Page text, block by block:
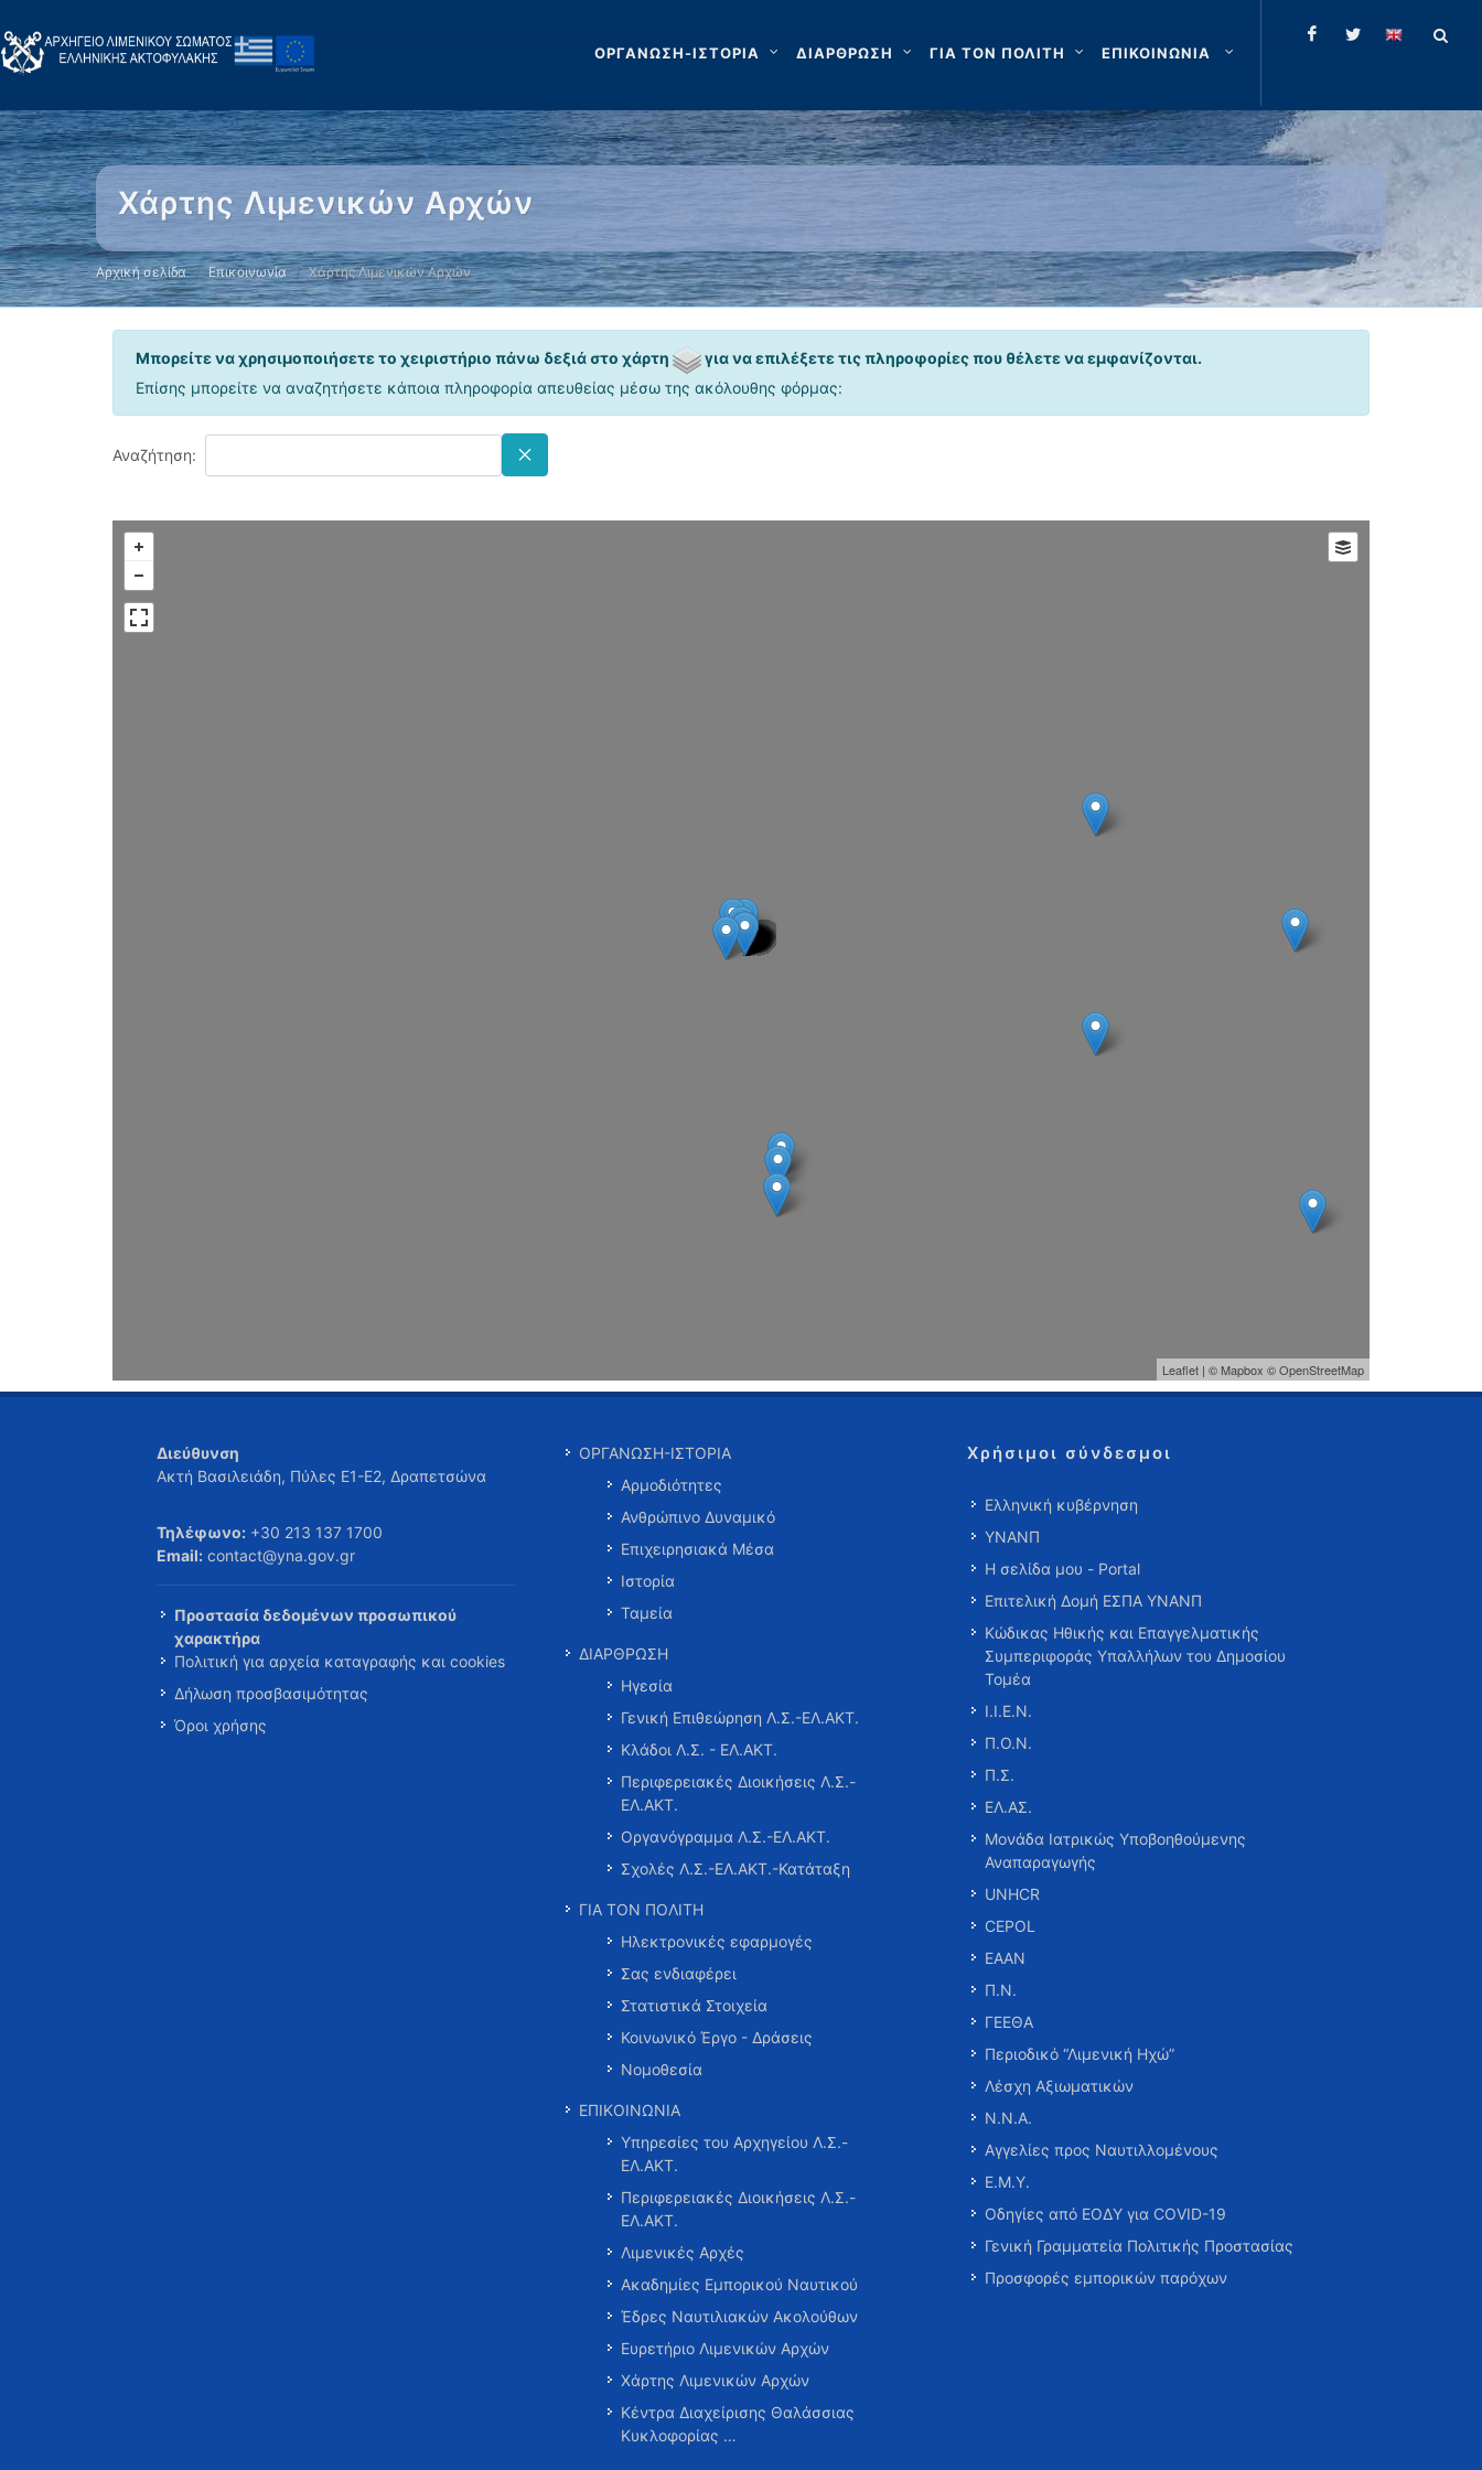
ΟΡΓΑΝΩΣΗ-ΙΣΤΟΡΙΑ ΔΙΑΡΘΡΩΣΗ ΓΙΑ ΤΟΝ ΠΟΛΙΤΗ ΕΠΙΚΟΙΝΩΝΙΑ
Χάρτης Λιμενικών Αρχών
Αρχική σελίδα Επικοινωνία Χάρτης Λιμενικών Αρχών
Μπορείτε να χρησιμοποιήσετε το χειριστήριο πάνω δεξιά στο χάρτη
για να επιλέξετε τις πληροφορίες που θέλετε να εμφανίζονται.
Επίσης μπορείτε να αναζητήσετε κάποια πληροφορία απευθείας μέσω της ακόλουθης φόρμας:
Αναζήτηση:
Leaflet | ©Mapbox ©OpenStreetMap
Διεύθυνση
Ακτή Βασιλειάδη, Πύλες Ε1-Ε2, Δραπετσώνα
Τηλέφωνο: +30 213 137 1700
Email: contact@yna.gov.gr
Προστασία δεδομένων προσωπικού
χαρακτήρα
Πολιτική για αρχεία καταγραφής και cookies
Δήλωση προσβασιμότητας
Όροι χρήσης
ΟΡΓΑΝΩΣΗ-ΙΣΤΟΡΙΑ
Αρμοδιότητες
Ανθρώπινο Δυναμικό
Επιχειρησιακά Μέσα
Ιστορία
Ταμεία
ΔΙΑΡΘΡΩΣΗ
Ηγεσία
Γενική Επιθεώρηση Λ.Σ.-ΕΛ.ΑΚΤ.
Κλάδοι Λ.Σ. - ΕΛ.ΑΚΤ.
Περιφερειακές Διοικήσεις Λ.Σ.-
ΕΛ.ΑΚΤ.
Οργανόγραμμα Λ.Σ.-ΕΛ.ΑΚΤ.
Σχολές Λ.Σ.-ΕΛ.ΑΚΤ.-Κατάταξη
ΓΙΑ ΤΟΝ ΠΟΛΙΤΗ
Ηλεκτρονικές εφαρμογές
Σας ενδιαφέρει
Στατιστικά Στοιχεία
Κοινωνικό Έργο - Δράσεις
Νομοθεσία
ΕΠΙΚΟΙΝΩΝΙΑ
Υπηρεσίες του Αρχηγείου Λ.Σ.-
ΕΛ.ΑΚΤ.
Περιφερειακές Διοικήσεις Λ.Σ.-
ΕΛ.ΑΚΤ.
Λιμενικές Αρχές
Ακαδημίες Εμπορικού Ναυτικού
Έδρες Ναυτιλιακών Ακολούθων
Ευρετήριο Λιμενικών Αρχών
Χάρτης Λιμενικών Αρχών
Κέντρα Διαχείρισης Θαλάσσιας
Κυκλοφορίας …
Χρήσιμοι σύνδεσμοι
Ελληνική κυβέρνηση
ΥΝΑΝΠ
Η σελίδα μου - Portal
Επιτελική Δομή ΕΣΠΑ ΥΝΑΝΠ
Κώδικας Ηθικής και Επαγγελματικής
Συμπεριφοράς Υπαλλήλων του Δημοσίου
Τομέα
Ι.Ι.Ε.Ν.
Π.Ο.Ν.
Π.Σ.
ΕΛ.ΑΣ.
Μονάδα Ιατρικώς Υποβοηθούμενης
Αναπαραγωγής
UNHCR
CEPOL
ΕΑΑΝ
Π.Ν.
ΓΕΕΘΑ
Περιοδικό “Λιμενική Ηχώ”
Λέσχη Αξιωματικών
Ν.Ν.Α.
Αγγελίες προς Ναυτιλλομένους
Ε.Μ.Υ.
Οδηγίες από ΕΟΔΥ για COVID-19
Γενική Γραμματεία Πολιτικής Προστασίας
Προσφορές εμπορικών παρόχων